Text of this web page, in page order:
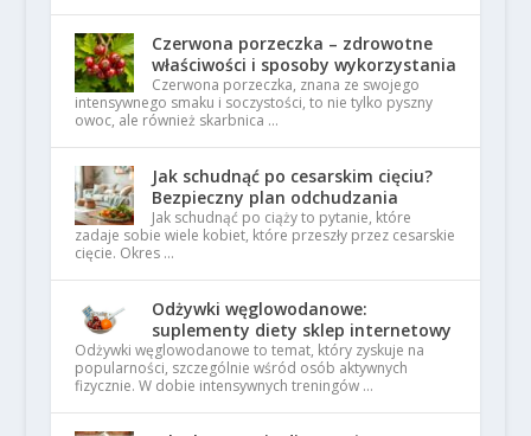
Czerwona porzeczka – zdrowotne
właściwości i sposoby wykorzystania
Czerwona porzeczka, znana ze swojego
intensywnego smaku i soczystości, to nie tylko pyszny
owoc, ale również skarbnica …
Jak schudnąć po cesarskim cięciu?
Bezpieczny plan odchudzania
Jak schudnąć po ciąży to pytanie, które
zadaje sobie wiele kobiet, które przeszły przez cesarskie
cięcie. Okres …
Odżywki węglowodanowe:
suplementy diety sklep internetowy
Odżywki węglowodanowe to temat, który zyskuje na
popularności, szczególnie wśród osób aktywnych
fizycznie. W dobie intensywnych treningów …